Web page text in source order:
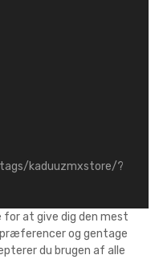
kaduuzmxstore/?
for at give dig den mest
og gentage
du brugen af alle